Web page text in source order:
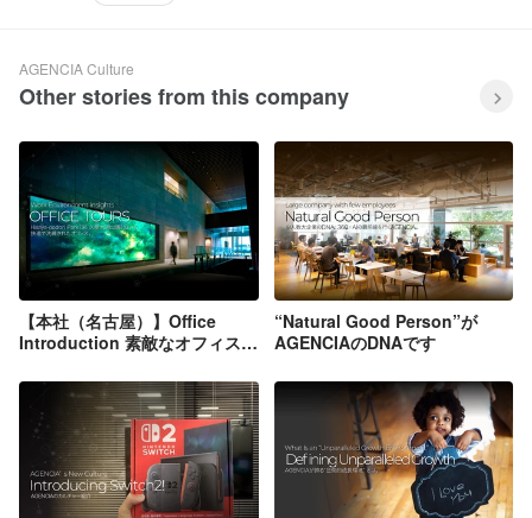
AGENCIA Culture
Other stories from this company
【本社（名古屋）】Office
Introduction 素敵なオフィスで
“Natural Good Person”が
AGENCIAのDNAです